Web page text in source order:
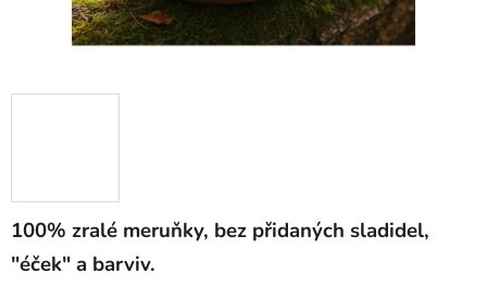
100% zralé meruňky, bez přidaných sladidel,
"éček" a barviv.